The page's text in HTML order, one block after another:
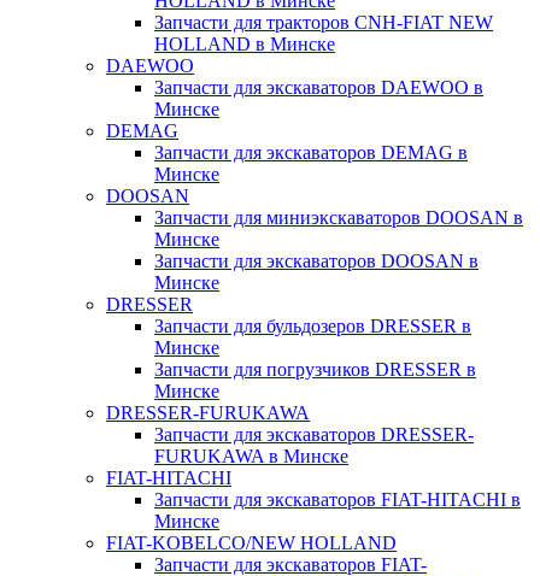
Запчасти для тракторов CNH-FIAT NEW
HOLLAND в Минске
DAEWOO
Запчасти для экскаваторов DAEWOO в
Минске
DEMAG
Запчасти для экскаваторов DEMAG в
Минске
DOOSAN
Запчасти для миниэкскаваторов DOOSAN в
Минске
Запчасти для экскаваторов DOOSAN в
Минске
DRESSER
Запчасти для бульдозеров DRESSER в
Минске
Запчасти для погрузчиков DRESSER в
Минске
DRESSER-FURUKAWA
Запчасти для экскаваторов DRESSER-
FURUKAWA в Минске
FIAT-HITACHI
Запчасти для экскаваторов FIAT-HITACHI в
Минске
FIAT-KOBELCO/NEW HOLLAND
Запчасти для экскаваторов FIAT-